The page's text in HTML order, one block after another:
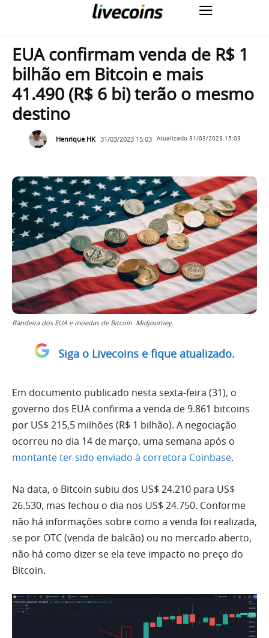
EUA confirmam venda de R$ 1
bilhão em Bitcoin e mais
41.490 (R$ 6 bi) terão o mesmo
destino
Henrique HK 31/03/2023 15:03 Atualizado 31/03/2023 15:03
Bandeira dos EUA e moedas de Bitcoin. Midjourney.
Siga o Livecoins e fique atualizado.
Em documento publicado nesta sexta-feira (31), o
governo dos EUA confirma a venda de 9.861 bitcoins
por US$ 215,5 milhões (R$ 1 bilhão). A negociação
ocorreu no dia 14 de março, uma semana após o
montante ter sido enviado à corretora Coinbase.
Na data, o Bitcoin subiu dos US$ 24.210 para US$
26.530, mas fechou o dia nos US$ 24.750. Conforme
não há informações sobre como a venda foi realizada,
se por OTC (venda de balcão) ou no mercado aberto,
não há como dizer se ela teve impacto no preço do
Bitcoin.